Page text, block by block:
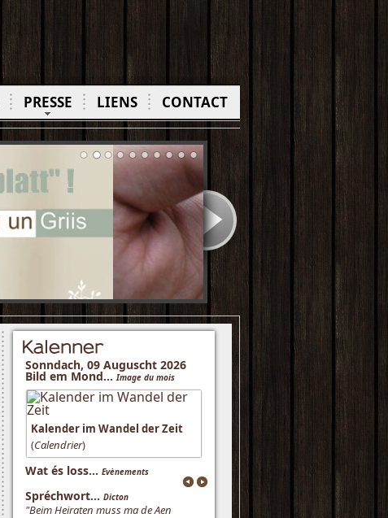
PRESSE LIENS CONTACT
Kalenner
Sonndach, 09 Auguscht 2026
Bild em Mond...Image du mois
Kalender im Wandel der Zeit
(Calendrier)
Wat és loss... Evènements
Spréchwort... Dicton
"Beim Heiraten muss ma de Aen